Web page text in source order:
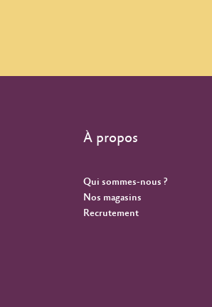
À propos
Qui sommes-nous ?
Nos magasins
Recrutement